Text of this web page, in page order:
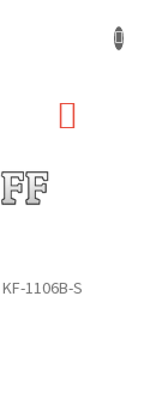
KF-1106B-S